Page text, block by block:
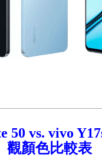
50 vs. vivo
觀顏色比較表